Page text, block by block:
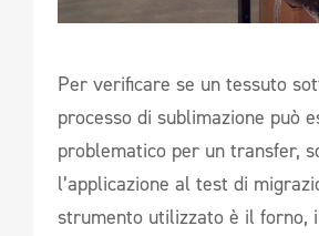
Per verificare se un tessuto
processo di sublimazione può
problematico per un transfer,
l’applicazione al test di
strumento utilizzato è il forno,